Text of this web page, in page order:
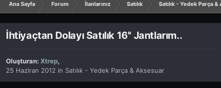
Ana Sayfa Forum İlanlarınız Satılık Satılık - Yedek Parça
İhtiyaçtan Dolayı Satılık 16'' Jantlarım..
Oluşturan: Xtrep,
25 Haziran 2012 in Satılık - Yedek Parça & Aksesuar